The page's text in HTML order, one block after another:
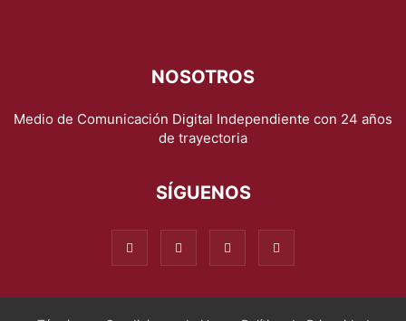
NOSOTROS
Medio de Comunicación Digital Independiente con 24 años
de trayectoria
SÍGUENOS